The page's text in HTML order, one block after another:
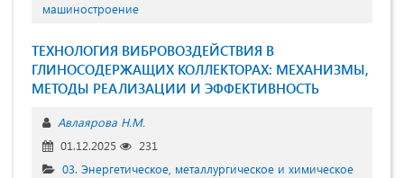
машиностроение
ТЕХНОЛОГИЯ ВИБРОВОЗДЕЙСТВИЯ В
ГЛИНОСОДЕРЖАЩИХ КОЛЛЕКТОРАХ: МЕХАНИЗМЫ,
МЕТОДЫ РЕАЛИЗАЦИИ И ЭФФЕКТИВНОСТЬ
Авлаярова Н.М.
01.12.2025
231
03. Энергетическое, металлургическое и химическое